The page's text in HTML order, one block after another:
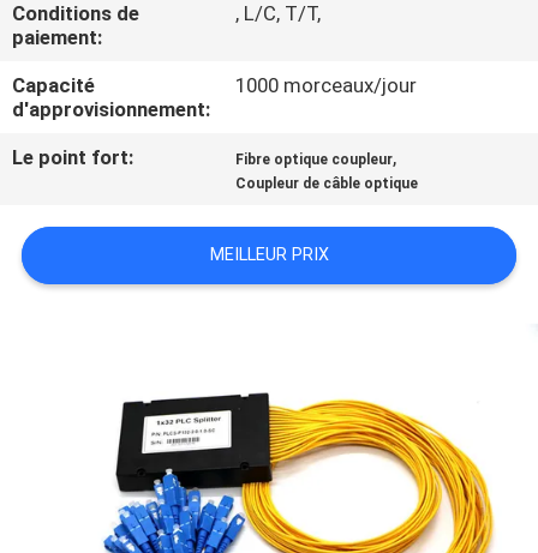
CONTACTEZ-
NOUS
DEMANDEZ
CITATION
PRIVACY
POLICY
Conditions de
paiement:
, L/C, T/T,
Capacité
d'approvisionnement:
1000 morceaux/jour
Le point fort: Fibre optique coupleur,
Coupleur de câble optique
MEILLEUR PRIX